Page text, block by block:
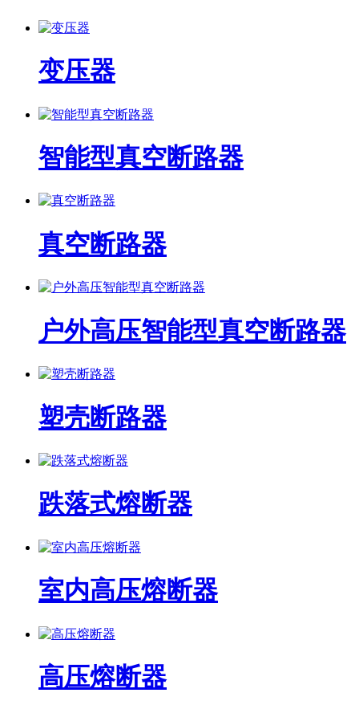
变压器
智能型真空断路器
真空断路器
户外高压智能型真空断路器
塑壳断路器
跌落式熔断器
室内高压熔断器
高压熔断器